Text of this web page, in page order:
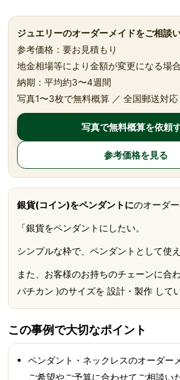
ジュエリーのオーダーメイドをご相談
参考価格：要お見積もり
地金相場等により金額が変更になる場
納期：平均約3〜4週間
写真1〜3枚で無料概算 ／ 全国郵送対応
写真で無料概算を依頼
参考価格を見る
銀貨(コイン)をペンダントにのオーダー
「銀貨をペンダントにしたい。
シンプルな枠で、ペンダントとして使え
また、お客様のお持ちのチェーンに合
バチカン )のサイズを 設計・製作 して
この事例で大切なポイント
ペンダント・ネックレスのオーダー
ご希望やご予算に合わせてご相談い